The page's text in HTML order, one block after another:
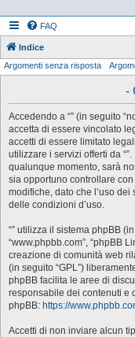
FAQ
Indice
Argomenti senza risposta
-
Accedendo a “” (in seguito
accetta di essere vincolato
accetti di essere limitato
utilizzare i servizi offerti da
qualunque momento, sarà
sia opportuno controllare
modifiche, dato che l’uso dei
delle condizioni d’uso.
“” utilizza il sistema phpBB
“www.phpbb.com”, “phpBB
creazione di comunità web
(in seguito “GPL”)
phpBB facilita le aree di
responsabile dei contenuti e
phpBB: https://
Accetti di non inviare alcun